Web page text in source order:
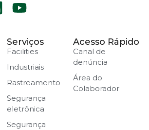
Serviços
Facilities
Industriais
Rastreamento
Segurança
eletrônica
Segurança
Acesso Rápido
Canal de
denúncia
Área do
Colaborador